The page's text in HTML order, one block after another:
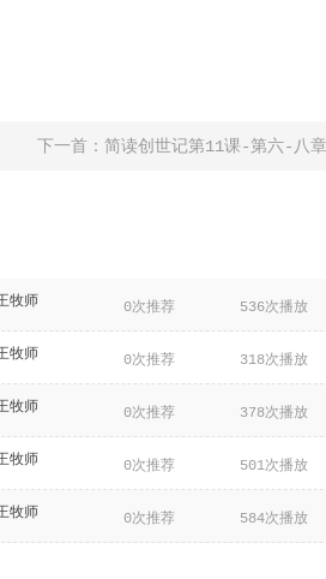
下一首：简读创世记第11课-第六-八
牧师 0次推荐 536次播放
牧师 0次推荐 318次播放
牧师 0次推荐 378次播放
牧师 0次推荐 501次播放
牧师 0次推荐 584次播放